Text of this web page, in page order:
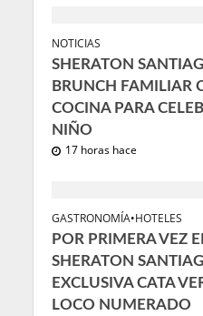
NOTICIAS
SHERATON
BRUNCH FAMILIAR
COCINA PARA
NIÑO
17 horas hace
GASTRONOMÍA•HOTELES
POR PRIMERA VEZ
SHERATON
EXCLUSIVA CATA
LOCO NUMERADO